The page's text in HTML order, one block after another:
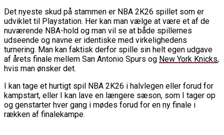
Det nyeste skud på stammen er NBA 2K26 spillet som er
udviklet til Playstation. Her kan man vælge at være et af de
nuværende NBA-hold og man vil se at både spillernes
udseende og navne er identiske med virkelighedens
turnering. Man kan faktisk derfor spille sin helt egen udgave
af årets finale mellem San Antonio Spurs og New York Knicks,
hvis man ønsker det.
I kan tage et hurtigt spil NBA 2K26 i halvlegen eller forud for
kampstart, eller I kan lave en længere sæson, som I tager op
og genstarter hver gang i mødes forud for en ny finale i
rækken af finalekampe.